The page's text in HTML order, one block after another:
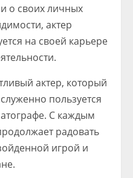
о своих личных
актер
на своей карьере
актер, который
пользуется
С каждым
радовать
игрой и